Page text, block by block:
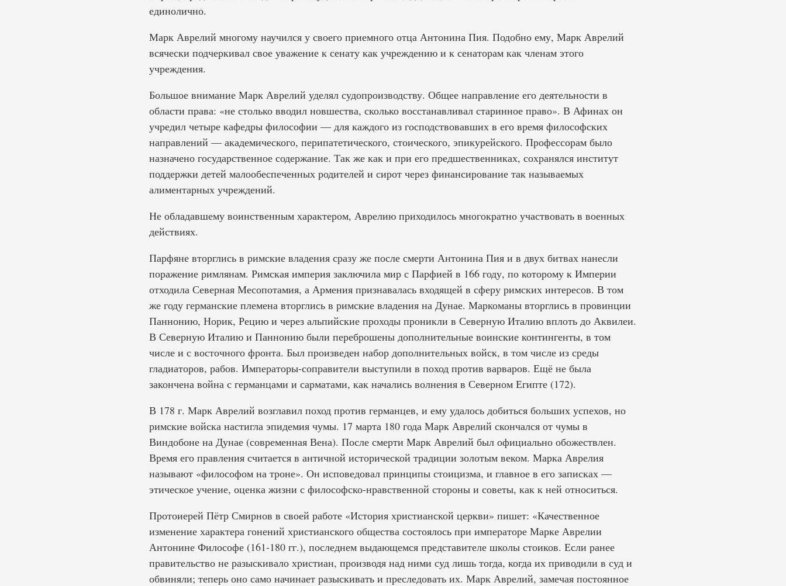
единолично.
Марк Аврелий многому научился у своего приемного отца Антонина Пия. Подобно ему, Марк Аврелий
всячески подчеркивал свое уважение к сенату как учреждению и к сенаторам как членам этого
учреждения.
Большое внимание Марк Аврелий уделял судопроизводству. Общее направление его деятельности в
области права: «не столько вводил новшества, сколько восстанавливал старинное право». В Афинах он
учредил четыре кафедры философии — для каждого из господствовавших в его время философских
направлений — академического, перипатетического, стоического, эпикурейского. Профессорам было
назначено государственное содержание. Так же как и при его предшественниках, сохранялся институт
поддержки детей малообеспеченных родителей и сирот через финансирование так называемых
алиментарных учреждений.
Не обладавшему воинственным характером, Аврелию приходилось многократно участвовать в военных
действиях.
Парфяне вторглись в римские владения сразу же после смерти Антонина Пия и в двух битвах нанесли
поражение римлянам. Римская империя заключила мир с Парфией в 166 году, по которому к Империи
отходила Северная Месопотамия, а Армения признавалась входящей в сферу римских интересов. В том
же году германские племена вторглись в римские владения на Дунае. Маркоманы вторглись в провинции
Паннонию, Норик, Рецию и через альпийские проходы проникли в Северную Италию вплоть до Аквилеи.
В Северную Италию и Паннонию были переброшены дополнительные воинские контингенты, в том
числе и с восточного фронта. Был произведен набор дополнительных войск, в том числе из среды
гладиаторов, рабов. Императоры-соправители выступили в поход против варваров. Ещё не была
закончена война с германцами и сарматами, как начались волнения в Северном Египте (172).
В 178 г. Марк Аврелий возглавил поход против германцев, и ему удалось добиться больших успехов, но
римские войска настигла эпидемия чумы. 17 марта 180 года Марк Аврелий скончался от чумы в
Виндобоне на Дунае (современная Вена). После смерти Марк Аврелий был официально обожествлен.
Время его правления считается в античной исторической традиции золотым веком. Марка Аврелия
называют «философом на троне». Он исповедовал принципы стоицизма, и главное в его записках —
этическое учение, оценка жизни с философско-нравственной стороны и советы, как к ней относиться.
Протоиерей Пётр Смирнов в своей работе «История христианской церкви» пишет: «Качественное
изменение характера гонений христианского общества состоялось при императоре Марке Аврелии
Антонине Философе (161-180 гг.), последнем выдающемся представителе школы стоиков. Если ранее
правительство не разыскивало христиан, производя над ними суд лишь тогда, когда их приводили в суд и
обвиняли; теперь оно само начинает разыскивать и преследовать их. Марк Аврелий, замечая постоянное